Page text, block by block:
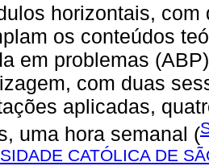
horizontais,
os conteúdos
em problemas
com duas
aplicadas,
uma hora semanal (
CATÓLICA DE